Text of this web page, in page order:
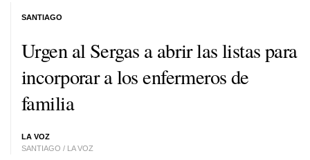
Urgen al Sergas a abrir las listas para
incorporar a los enfermeros de
familia
LA VOZ
SANTIAGO / LA VOZ
SANTIAGO